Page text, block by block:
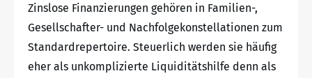
Zinslose Finanzierungen gehören in Familien-,
Gesellschafter- und Nachfolgekonstellationen zum
Standardrepertoire. Steuerlich werden sie häufig
eher als unkomplizierte Liquiditätshilfe denn als